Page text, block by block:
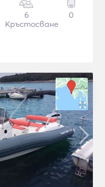
6
Кръстосване
0